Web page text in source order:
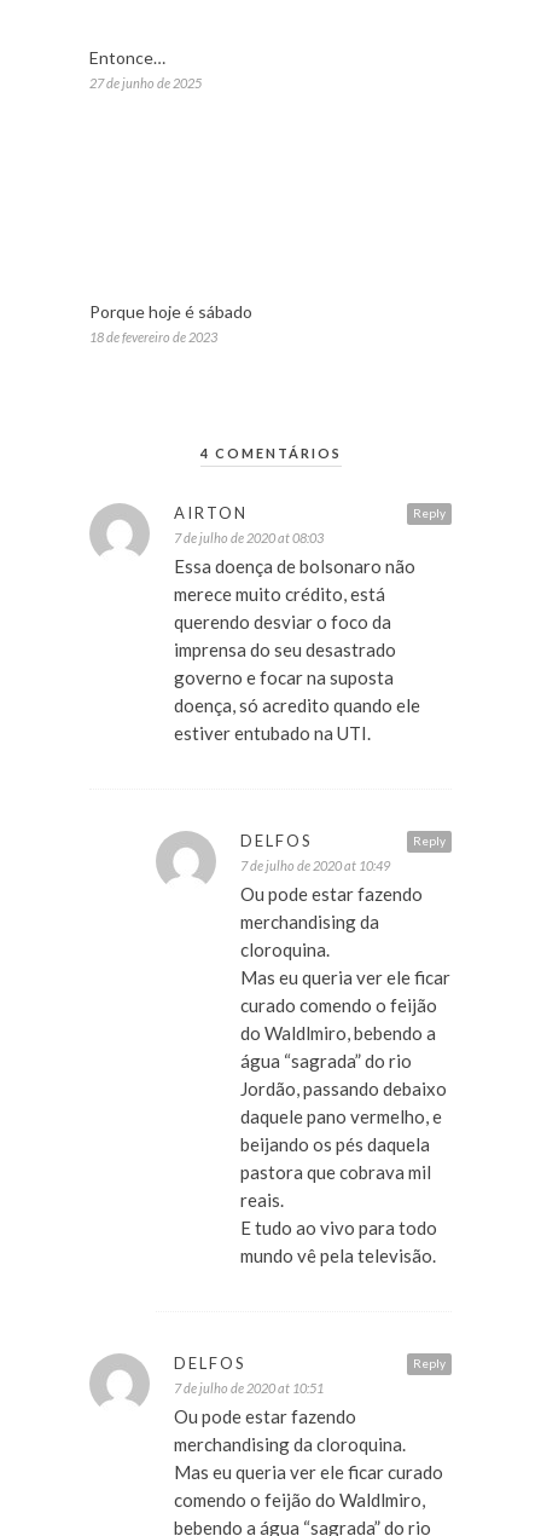
Entonce…
27 de junho de 2025
Porque hoje é sábado
18 de fevereiro de 2023
4 COMENTÁRIOS
Reply
AIRTON
7 de julho de 2020 at 08:03
Essa doença de bolsonaro não
merece muito crédito, está
querendo desviar o foco da
imprensa do seu desastrado
governo e focar na suposta
doença, só acredito quando ele
estiver entubado na UTI.
Reply
DELFOS
7 de julho de 2020 at 10:49
Ou pode estar fazendo
merchandising da
cloroquina.
Mas eu queria ver ele ficar
curado comendo o feijão
do Waldlmiro, bebendo a
água “sagrada” do rio
Jordão, passando debaixo
daquele pano vermelho, e
beijando os pés daquela
pastora que cobrava mil
reais.
E tudo ao vivo para todo
mundo vê pela televisão.
Reply
DELFOS
7 de julho de 2020 at 10:51
Ou pode estar fazendo
merchandising da cloroquina.
Mas eu queria ver ele ficar curado
comendo o feijão do Waldlmiro,
bebendo a água “sagrada” do rio